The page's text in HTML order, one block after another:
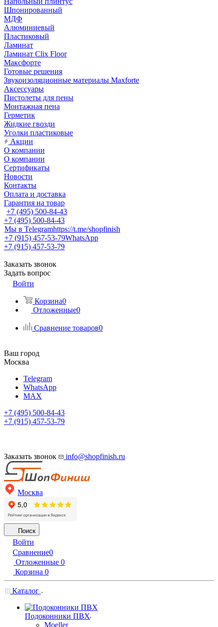
Шпонированный
МДФ
Алюминиевый
Пластиковый
Ламинат
Ламинат Clix Floor
Максфорте
Готовые решения
Звукоизоляционные материалы Maxforte
Аксессуары
Пистолеты для пены
Монтажная пена
Герметик
Жидкие гвозди
Уголки пластиковые
Акции
О компании
О компании
Сертификаты
Новости
Контакты
Оплата и доставка
Гарантия на товар
+7 (495) 500-84-43
+7 (495) 500-84-43
Мы в Telegramhttps://t.me/shopfinish
+7 (915) 457-53-79WhatsApp
+7 (915) 457-53-79
Заказать звонок
Задать вопрос
Войти
Корзина0
Отложенные0
Сравнение товаров0
Ваш город
Москва
Telegram
WhatsApp
MAX
+7 (495) 500-84-43
+7 (915) 457-53-79
Заказать звонок info@shopfinish.ru
Москва
Поиск
Войти
Сравнение0
Отложенные 0
Корзина 0
Каталог
Подоконники ПВХ
Moeller